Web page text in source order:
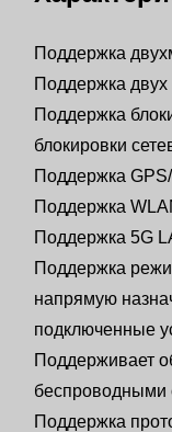
Поддержка
Поддержка двух
Поддержка
блокировки
Поддержка
Поддержка
Поддержка 5G
Поддержка
напрямую
подключенные
Поддерживает
беспроводными
Поддержка